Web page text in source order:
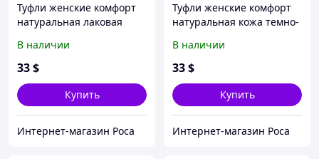
Туфли женские комфорт
натуральная лаковая
на шнуровке Зоя
Шнуровка, Натуральная
Закрытый, Черный
В наличии
33$
Купить
Интернет-магазин Роса
Туфли женские комфорт
натуральная кожа темно-
Синий
В наличии
33$
Купить
Интернет-магазин Роса